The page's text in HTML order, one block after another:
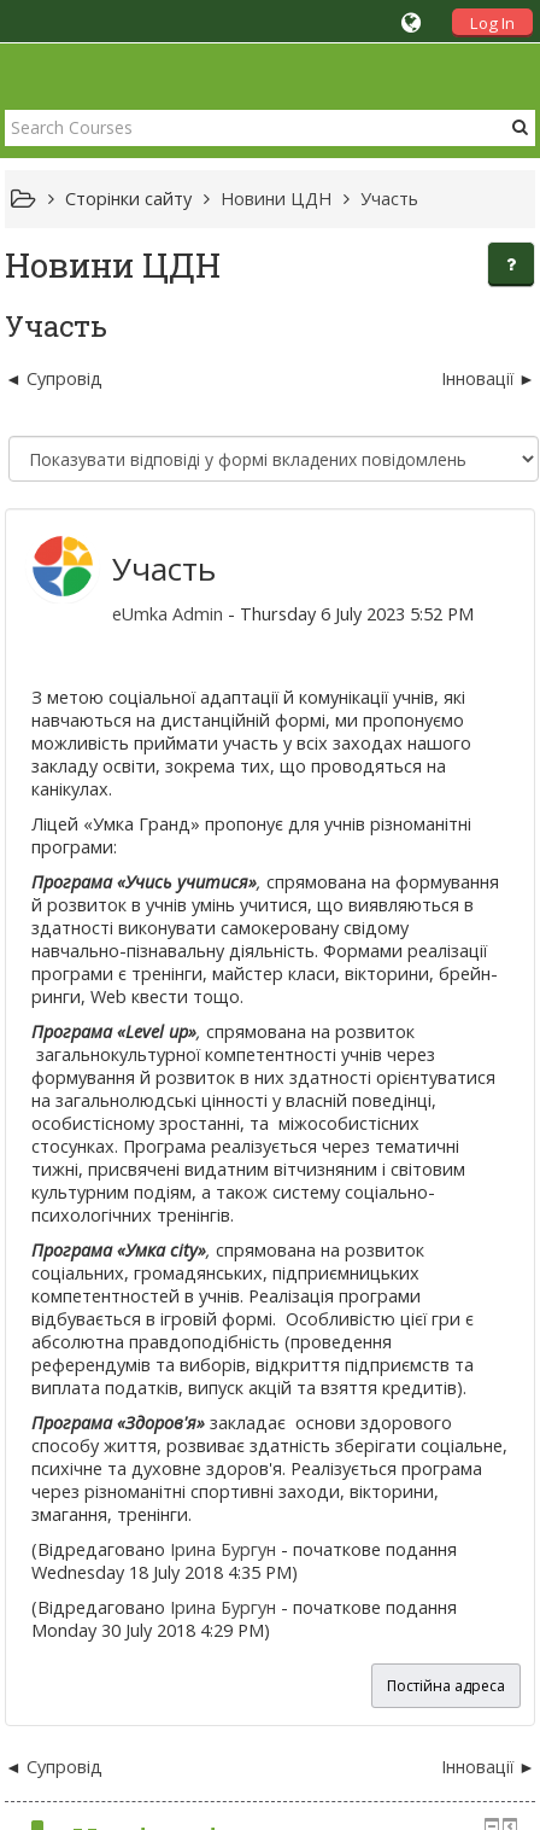
Log In
Сторінки сайту Новини ЦДН Участь
Новини ЦДН
Участь
Супровід Інновації
Участь
eUmka Admin - Thursday 6 July 2023 5:52 PM
З метою соціальної адаптації й комунікації учнів, які
навчаються на дистанційній формі, ми пропонуємо
можливість приймати участь у всіх заходах нашого
закладу освіти, зокрема тих, що проводяться на
канікулах.
Ліцей «Умка Гранд» пропонує для учнів різноманітні
програми:
Програма «Учись учитися», спрямована на формування
й розвиток в учнів умінь учитися, що виявляються в
здатності виконувати самокеровану свідому
навчально-пізнавальну діяльність. Формами реалізації
програми є тренінги, майстер класи, вікторини, брейн-
ринги,Web квести тощо.
Програма «Level up», спрямована на розвиток
загальнокультурної компетентності учнів через
формування й розвиток в них здатності орієнтуватися
на загальнолюдські цінності у власній поведінці,
особистісному зростанні, та міжособистісних
стосунках. Програма реалізується через тематичні
тижні, присвячені видатним вітчизняним і світовим
культурним подіям, а також систему соціально-
психологічних тренінгів.
Програма «Умка сity», спрямована на розвиток
соціальних, громадянських, підприємницьких
компетентностей в учнів. Реалізація програми
відбувається в ігровій формі. Особливістю цієї гри є
абсолютна правдоподібність (проведення
референдумів та виборів, відкриття підприємств та
виплата податків, випуск акцій та взяття кредитів).
Програма «Здоров'я» закладає основи здорового
способу життя, розвиває здатність зберігати соціальне,
психічне та духовне здоров'я. Реалізується програма
через різноманітні спортивні заходи, вікторини,
змагання, тренінги.
(Відредаговано Ірина Бургун - початкове подання
Wednesday 18 July 2018 4:35 PM)
(Відредаговано Ірина Бургун - початкове подання
Monday 30 July 2018 4:29 PM)
Постійна адреса
Супровід Інновації